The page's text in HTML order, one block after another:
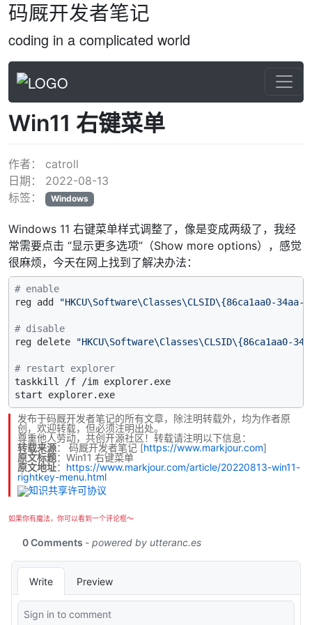
码厩开发者笔记
coding in a complicated world
Win11 右键菜单
作者： catroll
日期： 2022-08-13
标签：
Windows
Windows 11 右键菜单样式调整了，像是变成两级了，我经
常需要点击 “显示更多选项”（Show more options），感觉
很麻烦，今天在网上找到了解决办法：
# enable
reg add
"HKCU\Software\Classes\CLSID\{86ca1aa0-
# disable
reg delete
"HKCU\Software\Classes\CLSID\{86ca1aa0-
# restart explorer
taskkill /f /im explorer.exe
发布于码厩开发者笔记的所有文章，除注明转载外，均为作者原
创，欢迎转载，但必须注明出处。
尊重他人劳动，共创开源社区！转载请注明以下信息：
转载来源： 码厩开发者笔记 [https://www.markjour.com]
原文标题：Win11 右键菜单
原文地址： https://www.markjour.com/article/20220813-win11-
rightkey-menu.html
如果你有魔法，你可以看到一个评论框～